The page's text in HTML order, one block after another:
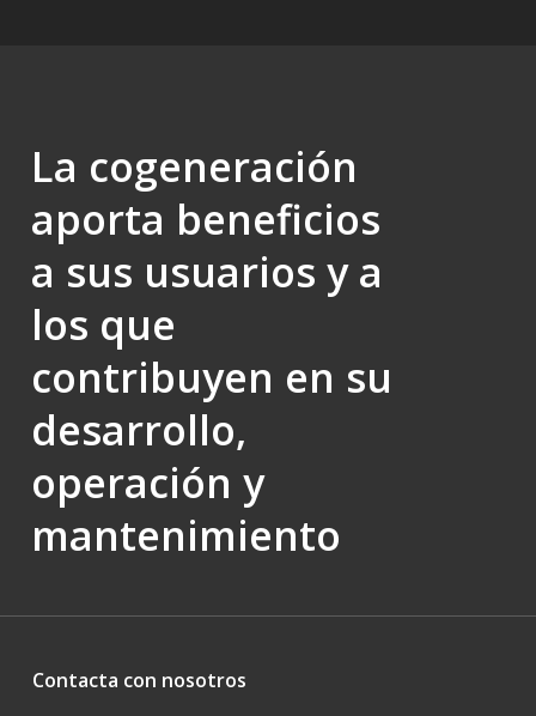
La cogeneración
aporta beneficios
a sus usuarios y a
los que
contribuyen en su
desarrollo,
operación y
mantenimiento
Contacta con nosotros